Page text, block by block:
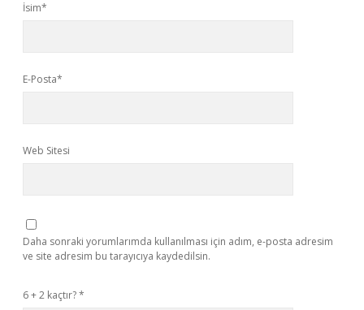
İsim*
E-Posta*
Web Sitesi
Daha sonraki yorumlarımda kullanılması için adım, e-posta adresim
ve site adresim bu tarayıcıya kaydedilsin.
6 + 2 kaçtır?*